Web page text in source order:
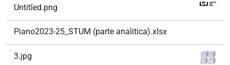
Untitled.png
Piano2023-25_STUM (parte analitica).xlsx
3.jpg